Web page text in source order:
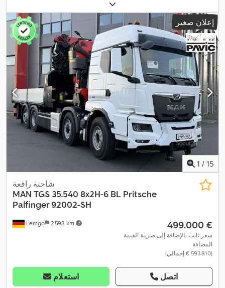
إعلان صغير
1 / 15
Lemgo 2.598 km
شاحنة رافعة
MAN TGS 35.540 8x2H-6 BL Pritsche
Palfinger 92002-SH
‏499.000 €
سعر ثابت بالإضافة إلى ضريبة القيمة
المضافة
(‏593.810 € إجمالي)
استعلام اتصل